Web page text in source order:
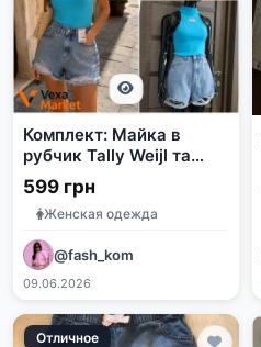
Комплект: Майка в
рубчик Tally Weijl та
джинсові шорти
Missguided розмір S
599 грн
Женская одежда
@fash_kom
09.06.2026
Отличное